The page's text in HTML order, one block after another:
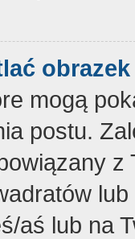
mogą
postu.
z
aś lub na